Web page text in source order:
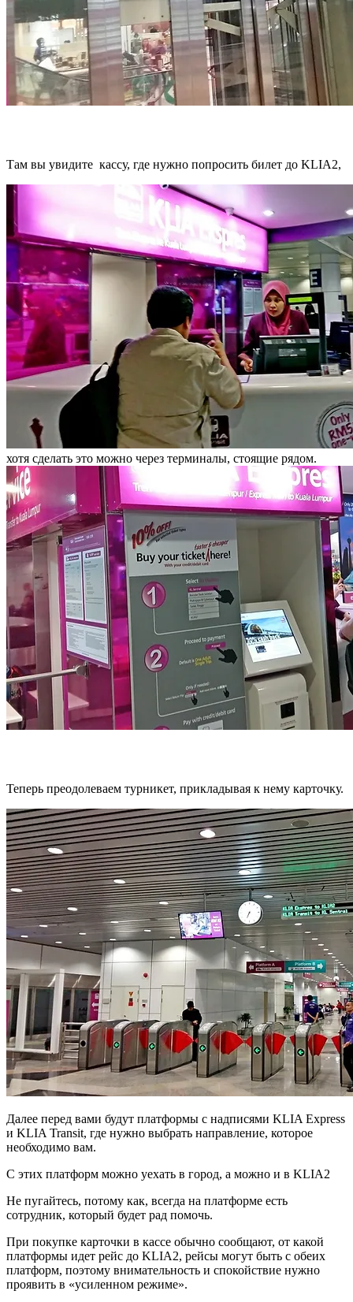
Там вы увидите кассу, где нужно попросить билет до KLIA2,
хотя сделать это можно через терминалы, стоящие рядом.
Теперь преодолеваем турникет, прикладывая к нему карточку.
Далее перед вами будут платформы с надписями KLIA Express
и KLIA Transit, где нужно выбрать направление, которое
необходимо вам.
С этих платформ можно уехать в город, а можно и в KLIA2
Не пугайтесь, потому как, всегда на платформе есть
сотрудник, который будет рад помочь.
При покупке карточки в кассе обычно сообщают, от какой
платформы идет рейс до KLIA2, рейсы могут быть с обеих
платформ, поэтому внимательность и спокойствие нужно
проявить в «усиленном режиме».